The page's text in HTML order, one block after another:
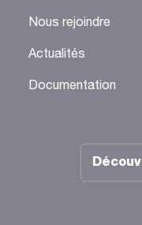
Nous rejoindre
Actualités
Documentation